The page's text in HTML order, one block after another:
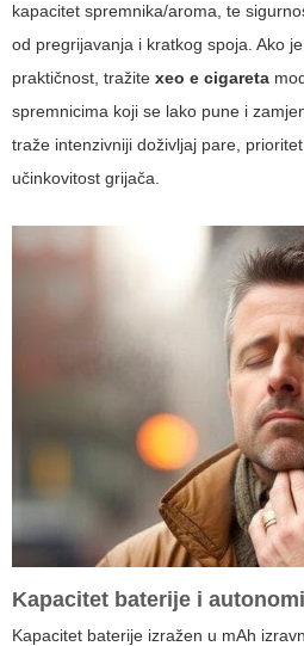
kapacitet spremnika/aroma, te
od pregrijavanja i kratkog spoja. Ako
praktičnost, tražite xeo e cigareta
spremnicima koji se lako pune i
traže intenzivniji doživljaj pare,
učinkovitost grijača.
Kapacitet baterije i
Kapacitet baterije izražen u mAh